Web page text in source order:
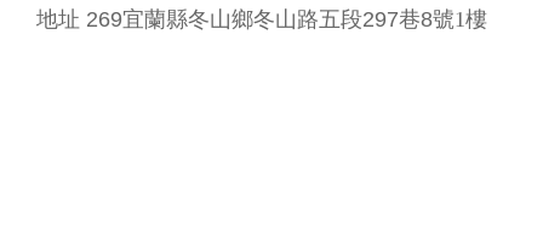
地址 269宜蘭縣冬山鄉冬山路五段297巷8號1樓